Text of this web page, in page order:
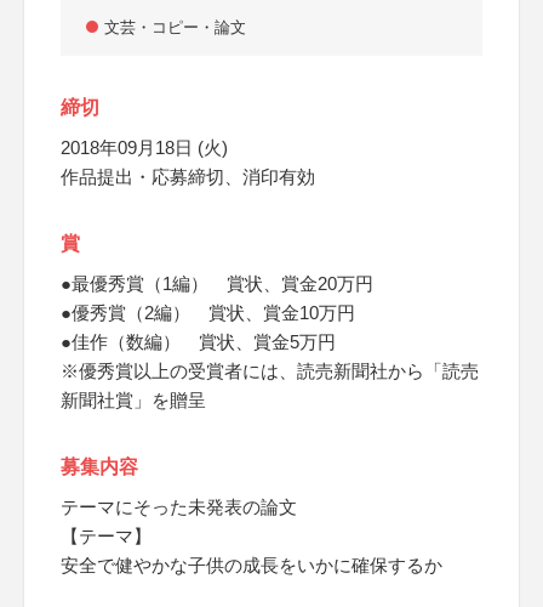
文芸・コピー・論文
締切
2018年09月18日 (火)
作品提出・応募締切、消印有効
賞
●最優秀賞（1編） 賞状、賞金20万円
●優秀賞（2編） 賞状、賞金10万円
●佳作（数編） 賞状、賞金5万円
※優秀賞以上の受賞者には、読売新聞社から「読売
新聞社賞」を贈呈
募集内容
テーマにそった未発表の論文
【テーマ】
安全で健やかな子供の成長をいかに確保するか